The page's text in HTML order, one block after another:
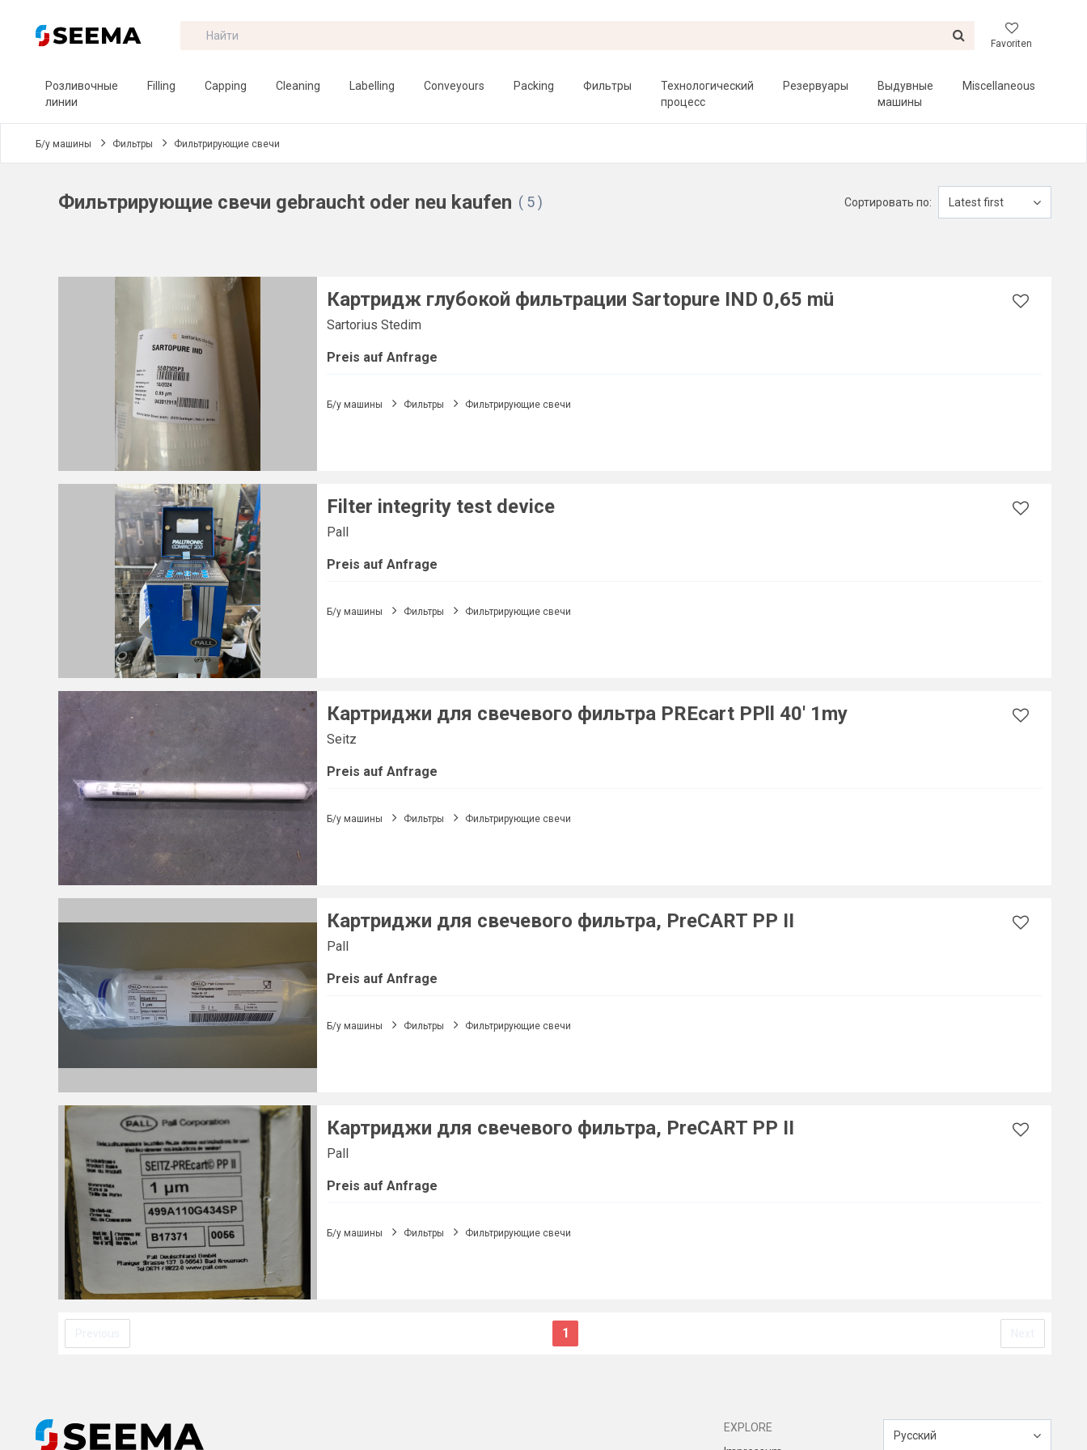
Favoriten
Розливочные
линии
Filling Capping Cleaning Labelling Conveyours Packing Фильтры
Технологический
процесс
Резервуары
Выдувные
машины
Miscellaneous
Б/у машины Фильтры Фильтрирующие свечи
Фильтрирующие свечи gebraucht oder neu kaufen ( 5 ) Сортировать по: Latest first
Картридж глубокой фильтрации Sartopure IND 0,65 mü
Sartorius Stedim
Preis auf Anfrage
Б/у машины Фильтры Фильтрирующие свечи
Filter integrity test device
Pall
Preis auf Anfrage
Б/у машины Фильтры Фильтрирующие свечи
Картриджи для свечевого фильтра PREcart PPll 40' 1my
Seitz
Preis auf Anfrage
Б/у машины Фильтры Фильтрирующие свечи
Картриджи для свечевого фильтра, PreCART PP II
Pall
Preis auf Anfrage
Б/у машины Фильтры Фильтрирующие свечи
Картриджи для свечевого фильтра, PreCART PP II
Pall
Preis auf Anfrage
Б/у машины Фильтры Фильтрирующие свечи
1
EXPLORE
Русский